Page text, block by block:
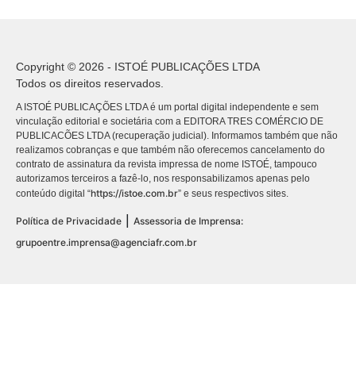
Copyright © 2026 - ISTOÉ PUBLICAÇÕES LTDA
Todos os direitos reservados.
A ISTOÉ PUBLICAÇÕES LTDA é um portal digital independente e sem
vinculação editorial e societária com a EDITORA TRES COMÉRCIO DE
PUBLICACÕES LTDA (recuperação judicial). Informamos também que não
realizamos cobranças e que também não oferecemos cancelamento do
contrato de assinatura da revista impressa de nome ISTOÉ, tampouco
autorizamos terceiros a fazê-lo, nos responsabilizamos apenas pelo
conteúdo digital “https://istoe.com.br” e seus respectivos sites.
Política de Privacidade
Assessoria de Imprensa:
grupoentre.imprensa@agenciafr.com.br